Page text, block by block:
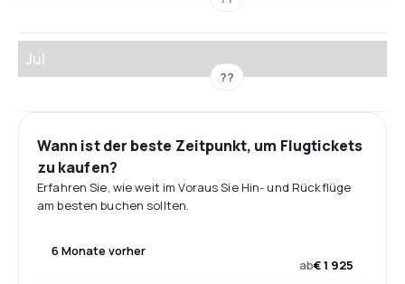
Jul
??
Wann ist der beste Zeitpunkt, um Flugtickets
zu kaufen?
Erfahren Sie, wie weit im Voraus Sie Hin- und Rückflüge
am besten buchen sollten.
6 Monate vorher
ab€ 1 925